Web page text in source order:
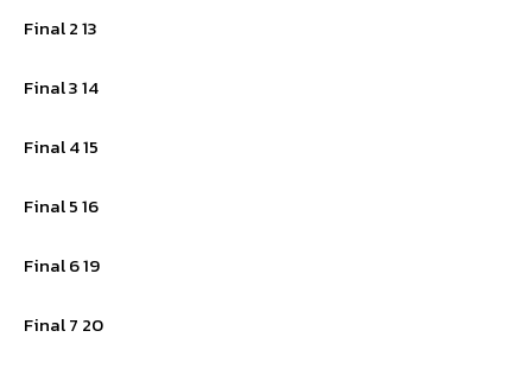
Final 2 13
Final 3 14
Final 4 15
Final 5 16
Final 6 19
Final 7 20